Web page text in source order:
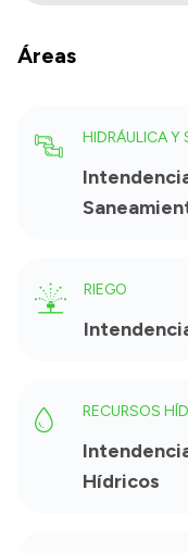
Áreas
HIDRÁULICA Y
RIEGO
Hídricos
RECURSOS